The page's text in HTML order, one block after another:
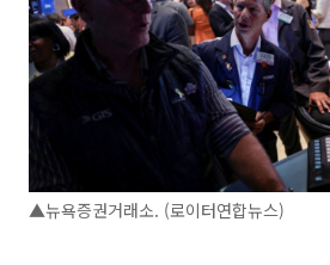
▲뉴욕증권거래소. (로이터연합뉴스)